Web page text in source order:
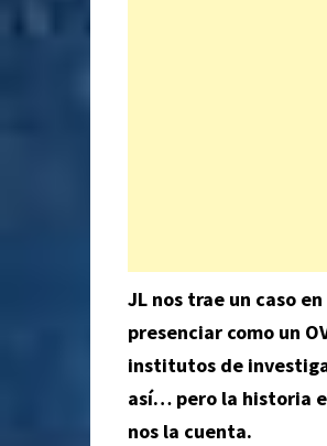
JL nos trae un caso
presenciar como un
institutos de
así… pero la historia
nos la cuenta.